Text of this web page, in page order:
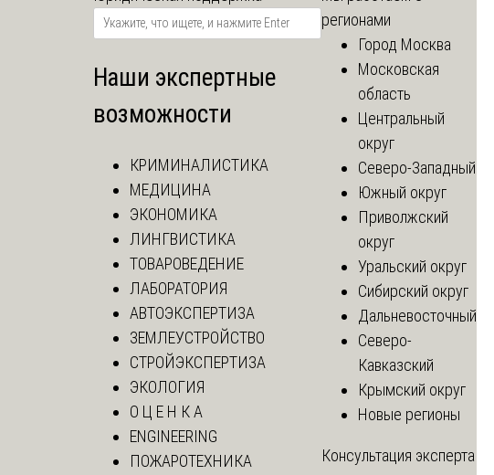
Наши экспертные
возможности
КРИМИНАЛИСТИКА
МЕДИЦИНА
ЭКОНОМИКА
ЛИНГВИСТИКА
ТОВАРОВЕДЕНИЕ
ЛАБОРАТОРИЯ
АВТОЭКСПЕРТИЗА
ЗЕМЛЕУСТРОЙСТВО
СТРОЙЭКСПЕРТИЗА
ЭКОЛОГИЯ
О Ц Е Н К А
ENGINEERING
ПОЖАРОТЕХНИКА
регионами
Город Москва
Московская
область
Центральный
округ
Северо-Западный
Южный округ
Приволжский
округ
Уральский округ
Сибирский округ
Дальневосточный
Северо-
Кавказский
Крымский округ
Новые регионы
Консультация эксперта